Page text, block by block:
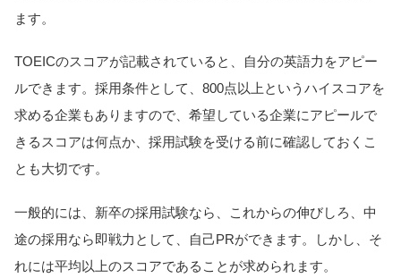
ます。
TOEICのスコアが記載されていると、自分の英語力をアピー
ルできます。採用条件として、800点以上というハイスコアを
求める企業もありますので、希望している企業にアピールで
きるスコアは何点か、採用試験を受ける前に確認しておくこ
とも大切です。
一般的には、新卒の採用試験なら、これからの伸びしろ、中
途の採用なら即戦力として、自己PRができます。しかし、そ
れには平均以上のスコアであることが求められます。